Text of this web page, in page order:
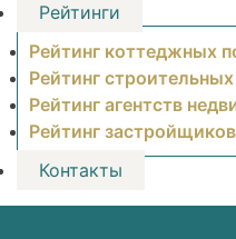
Рейтинги
Рейтинг коттеджных
Рейтинг
Рейтинг агентств
Рейтинг
Контакты